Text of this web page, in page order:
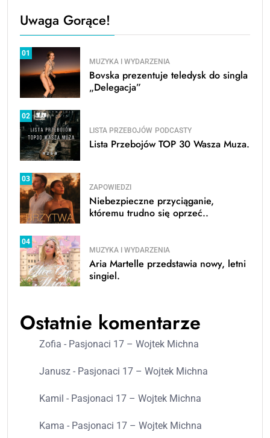
Uwaga Gorące!
01
MUZYKA I WYDARZENIA
Bovska prezentuje teledysk do singla
„Delegacja”
02
LISTA PRZEBOJÓW PODCASTY
Lista Przebojów TOP 30 Wasza Muza.
03
ZAPOWIEDZI
Niebezpieczne przyciąganie,
któremu trudno się oprzeć..
04
MUZYKA I WYDARZENIA
Aria Martelle przedstawia nowy, letni
singiel.
Ostatnie komentarze
Zofia - Pasjonaci 17 – Wojtek Michna
Janusz - Pasjonaci 17 – Wojtek Michna
Kamil - Pasjonaci 17 – Wojtek Michna
Kama - Pasjonaci 17 – Wojtek Michna